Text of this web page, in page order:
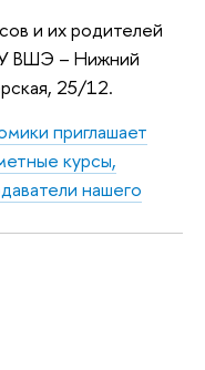
и их родителей
ВШЭ – Нижний
25/12.
приглашает
курсы,
нашего